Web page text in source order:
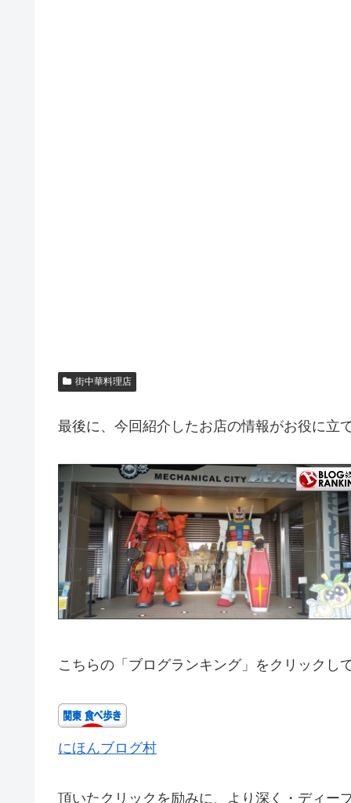
街中華料理店
最後に、今回紹介したお店の情報がお役に立
こちらの「ブログランキング」をクリックし
にほんブログ村
頂いたクリックを励みに、より深く・ディー